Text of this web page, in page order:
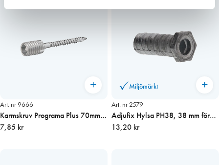
Art. nr 9666
Karmskruv Programa Plus 70mm
OH 100st/fp
7,85 kr
Miljömärkt
Art. nr 2579
Adjufix Hylsa PH38, 38 mm för
PVC Alu. inst.m
13,20 kr